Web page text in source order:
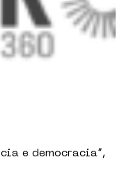
e democracia”,